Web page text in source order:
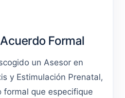
Formal
un Asesor en
y Estimulación Prenatal,
formal que especifique